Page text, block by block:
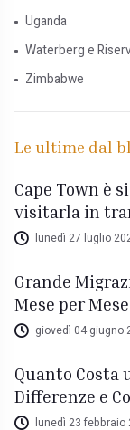
Uganda
Waterberg e
Zimbabwe
Le ultime dal
Cape Town è
visitarla in
lunedì 27 luglio
Grande
Mese per Mese
giovedì 04 giugno
Quanto Costa
Differenze e
lunedì 23 febbraio